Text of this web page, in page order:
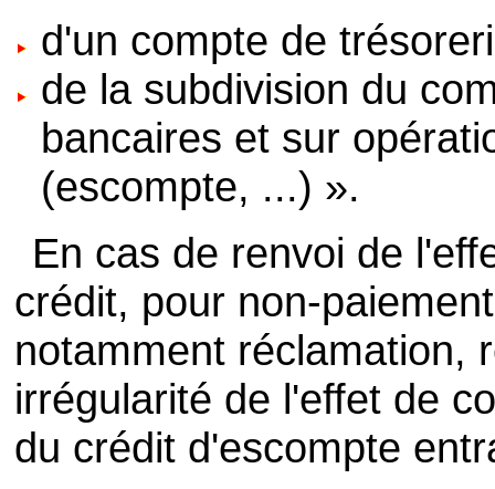
d'un compte de
de la subdivision du
bancaires et sur
(escompte, ...) ».
En cas de renvoi de
crédit, pour non-
notamment réclamation,
irrégularité de l'effet de
du crédit d'escompte